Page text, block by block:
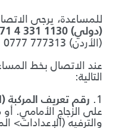
للمساعدة، يرجى
+971 4 331 1130 (دولي)
0777 777313 (الأردن)
عند الاتصال بخط
التالية:
1.
رقم تعريف المركبة (VIN):
على الزجاج الأمامي.
والترفيه (الإعدادات>